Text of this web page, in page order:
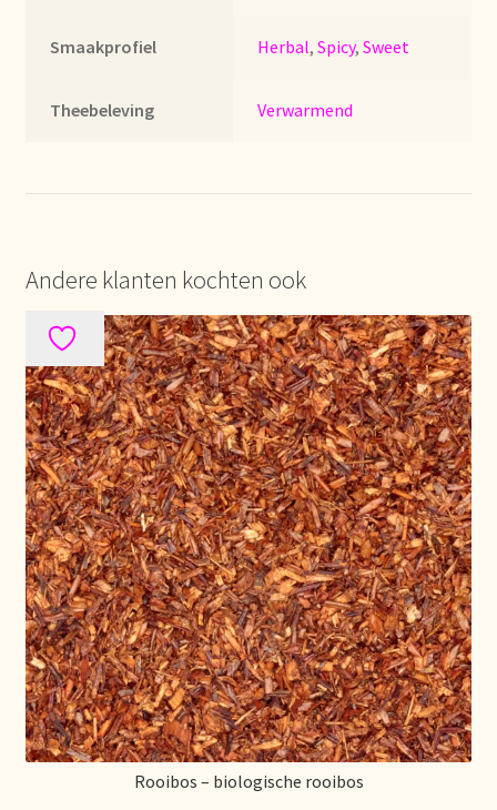
Liste de prix actuelle
Mentions légales
Mijn account
Mijn Favorieten
Multilingualism
Multilinguisme
Multilingüismo.
Newsletter
Smaakprofiel Herbal,Spicy,Sweet
Theebeleving Verwarmend
Andere klanten kochten ook
Rooibos – biologische rooibos